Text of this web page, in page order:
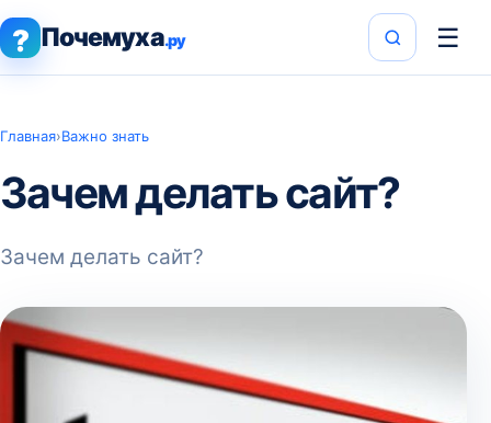
? Почемуха.ру ☰
Главная›Важно знать
Зачем делать сайт?
Зачем делать сайт?